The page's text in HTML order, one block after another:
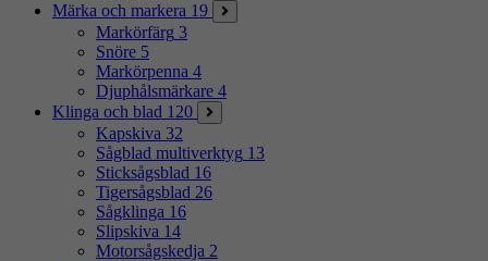
Märka och markera 19
Markörfärg 3
Snöre 5
Markörpenna 4
Djuphålsmärkare 4
Klinga och blad 120
Kapskiva 32
Sågblad multiverktyg 13
Sticksågsblad 16
Tigersågsblad 26
Sågklinga 16
Slipskiva 14
Motorsågskedja 2